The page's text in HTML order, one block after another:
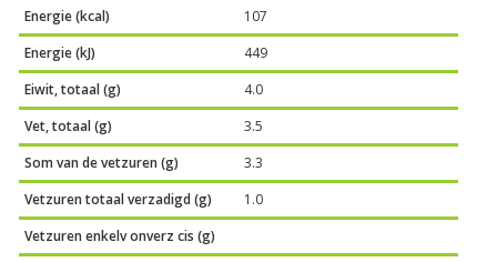
Energie (kcal)
107
Energie (kJ)
449
Eiwit, totaal (g)
4.0
Vet, totaal (g)
3.5
Som van de vetzuren (g)
3.3
Vetzuren totaal verzadigd (g)
1.0
Vetzuren enkelv onverz cis (g)